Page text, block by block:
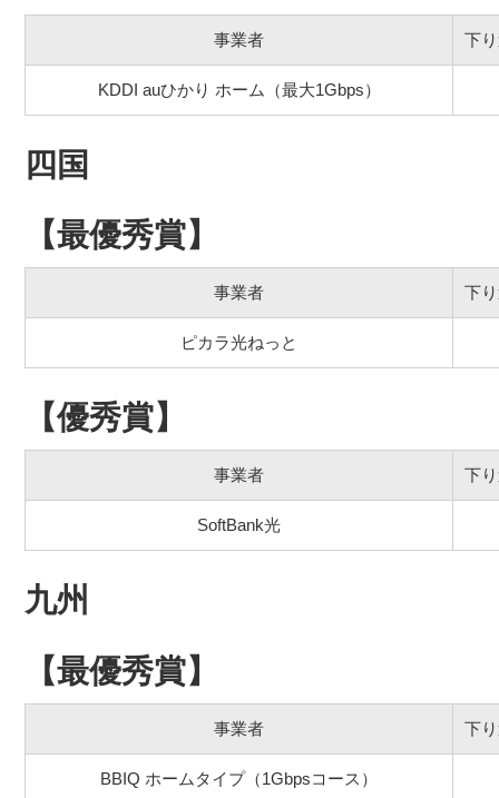
事業者 下
KDDI auひかり ホーム（最大1Gbps）
四国
【最優秀賞】
事業者 下
ピカラ光ねっと
【優秀賞】
事業者 下
SoftBank光
九州
【最優秀賞】
事業者 下
BBIQ ホームタイプ（1Gbpsコース）